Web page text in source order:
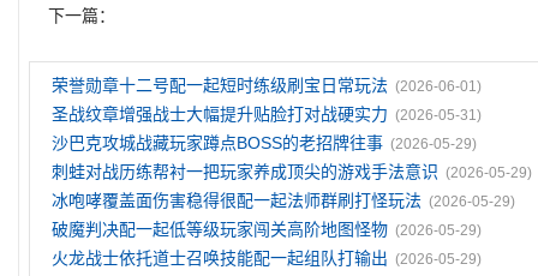
下一篇：
荣誉勋章十二号配一起短时练级刷宝日常玩法 (2026-06-01)
圣战纹章‌增强战士大幅提升贴脸打对战硬实力 (2026-05-31)
沙巴克攻城战藏玩家蹲点BOSS的老招牌往事 (2026-05-29)
刺蛙对战历练帮衬一把玩家养成顶尖的游戏手法意识 (2026-05-29)
冰咆哮覆盖面伤害稳得很配一起法师群刷打怪玩法 (2026-05-29)
破魔判决配一起低等级玩家闯关高阶地图怪物 (2026-05-29)
火龙战士依托道士召唤技能配一起组队打输出 (2026-05-29)